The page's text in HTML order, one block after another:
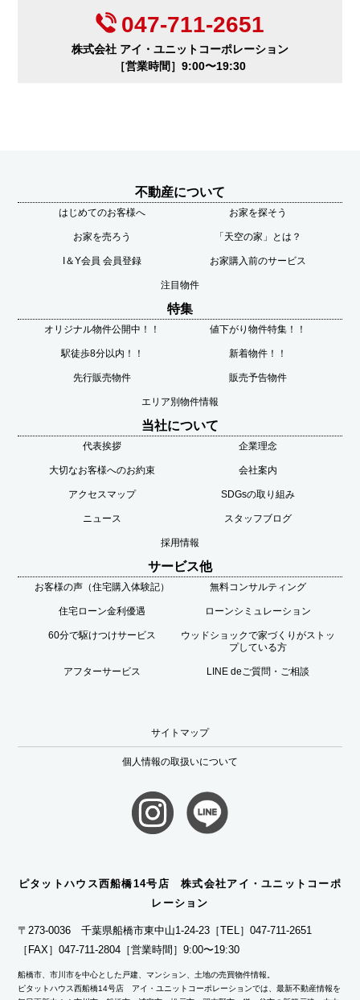
047-711-2651
株式会社 アイ・ユニットコーポレーション
［営業時間］9:00〜19:30
不動産について
はじめてのお客様へ お家を探そう
お家を売ろう 「天空の家」とは？
I＆Y会員 会員登録 お家購入前のサービス
注目物件
特集
オリジナル物件公開中！！ 値下がり物件特集！！
駅徒歩8分以内！！ 新着物件！！
先行販売物件 販売予告物件
エリア別物件情報
当社について
代表挨拶 企業理念
大切なお客様へのお約束 会社案内
アクセスマップ SDGsの取り組み
ニュース スタッフブログ
採用情報
サービス他
お客様の声（住宅購入体験記） 無料コンサルティング
住宅ローン金利優遇 ローンシミュレーション
60分で駆けつけサービス
ウッドショックで家づくりがストッ
プしている方
アフターサービス LINE deご質問・ご相談
サイトマップ
個人情報の取扱いについて
ピタットハウス西船橋14号店 株式会社アイ・ユニットコーポ
レーション
〒273-0036 千葉県船橋市東中山1-24-23 ［TEL］047-711-2651
［FAX］047-711-2804 ［営業時間］9:00〜19:30
船橋市、市川市を中心とした戸建、マンション、土地の売買物件情報。
ピタットハウス西船橋14号店 アイ・ユニットコーポレーションでは、最新不動産情報を